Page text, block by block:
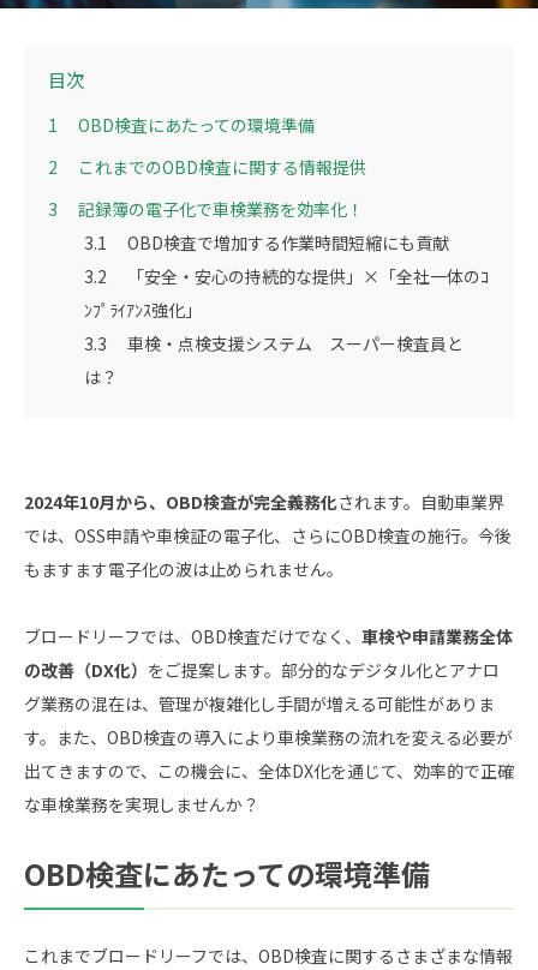
目次
1
OBD検査にあたっての環境準備
2
これまでのOBD検査に関する情報提供
3
記録簿の電子化で車検業務を効率化！
3.1
OBD検査で増加する作業時間短縮にも貢献
3.2
「安全・安心の持続的な提供」×「全社一体のｺ
ﾝﾌﾟﾗｲｱﾝｽ強化」
3.3
車検・点検支援システム スーパー検査員と
は？
2024年10月から、OBD検査が完全義務化されます。自動車業界
では、OSS申請や車検証の電子化、さらにOBD検査の施行。今後
もますます電子化の波は止められません。
ブロードリーフでは、OBD検査だけでなく、 車検や申請業務全体
の改善（DX化） をご提案します。部分的なデジタル化とアナロ
グ業務の混在は、管理が複雑化し手間が増える可能性がありま
す。また、OBD検査の導入により車検業務の流れを変える必要が
出てきますので、この機会に、全体DX化を通じて、効率的で正確
な車検業務を実現しませんか？
OBD検査にあたっての環境準備
これまでブロードリーフでは、OBD検査に関するさまざまな情報